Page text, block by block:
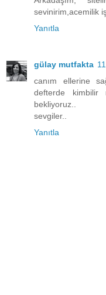
sevinirim,acemilik
Yanıtla
gülay mutfakta
canım ellerine
defterde kimbilir
bekliyoruz..
sevgiler..
Yanıtla